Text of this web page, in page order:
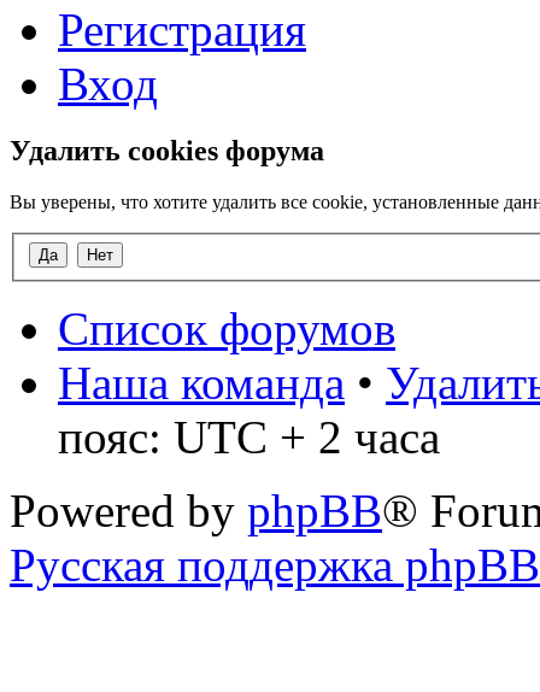
Регистрация
Вход
Удалить cookies форума
Вы уверены, что хотите удалить все cookie, установленные
Список форумов
Наша команда •
пояс: UTC + 2 часа
Powered by phpBB®
Русская поддержка phpBB